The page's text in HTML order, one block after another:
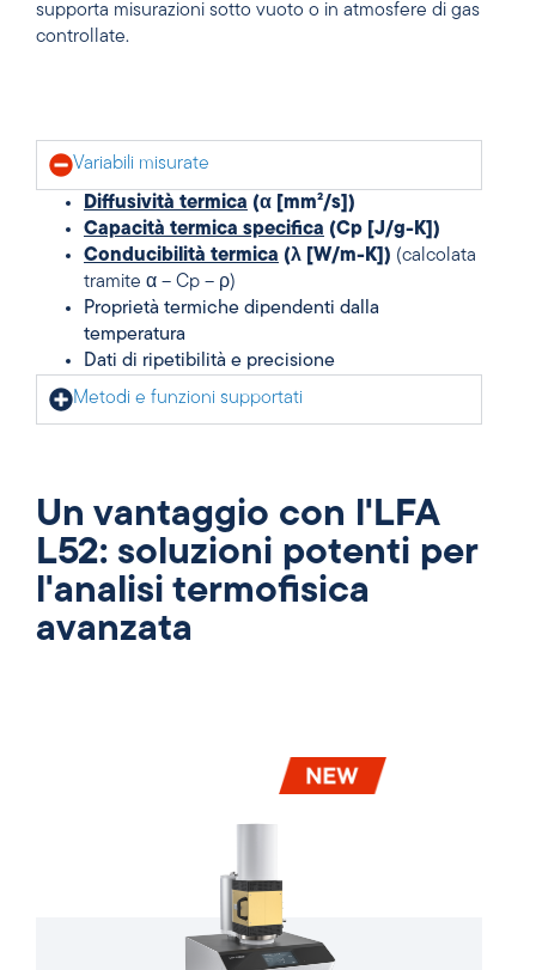
supporta misurazioni sotto vuoto o in atmosfere di gas
controllate.
Variabili misurate
Diffusività termica (α [mm²/s])
Capacità termica specifica (Cp [J/g-K])
Conducibilità termica (λ [W/m-K]) (calcolata
tramite α – Cp – ρ)
Proprietà termiche dipendenti dalla
temperatura
Dati di ripetibilità e precisione
Metodi e funzioni supportati
Un vantaggio con l'LFA
L52: soluzioni potenti per
l'analisi termofisica
avanzata